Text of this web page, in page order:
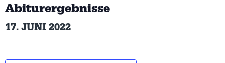
Abiturergebnisse
17. JUNI 2022